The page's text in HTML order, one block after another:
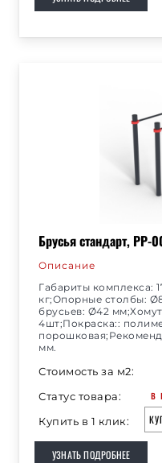
Брусья стандарт, РР-
Описание
Габариты комплекса:
кг;Опорные столбы:
брусьев: Ø42
4шт;Покраска::
мм.
Стоимость за м2:
Статус товара:
в
Купить в 1 клик:
УЗНАТЬ ПОДРОБНЕЕ